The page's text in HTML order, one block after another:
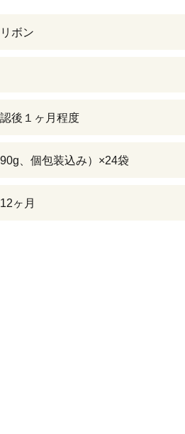
ボン
後１ヶ月程度
、個包装込み）×24袋
ヶ月